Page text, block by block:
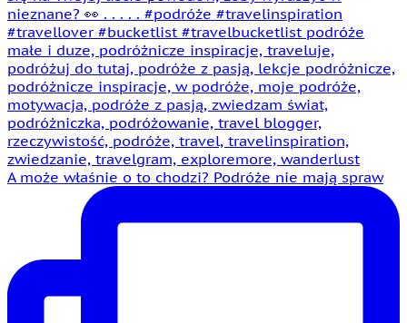
A może właśnie o to chodzi? Podróże nie mają spraw